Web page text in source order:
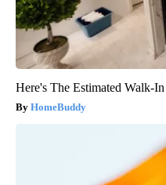
Here's The Estimated Walk-
HomeBuddy